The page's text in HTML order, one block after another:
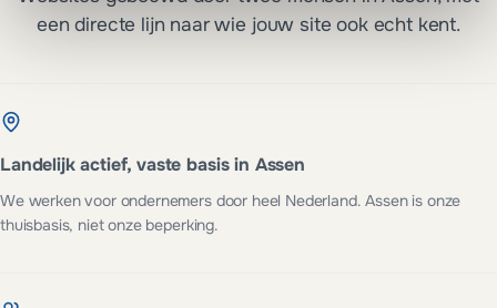
een directe lijn naar wie jouw site ook echt kent.
Landelijk actief, vaste basis in Assen
We werken voor ondernemers door heel Nederland. Assen is onze
thuisbasis, niet onze beperking.